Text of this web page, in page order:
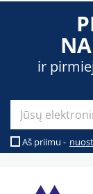
ir
Aš priimu -